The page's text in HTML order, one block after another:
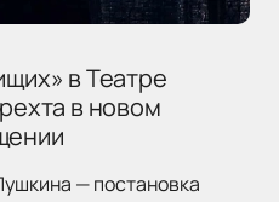
в Театре
в новом
— постановка